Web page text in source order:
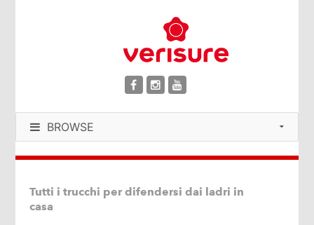
BROWSE
Tutti i trucchi per difendersi dai ladri in
casa